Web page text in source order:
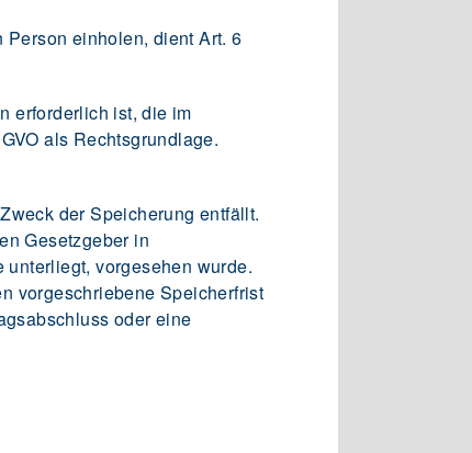
einholen, dient Art. 6
erforderlich ist, die im
als Rechtsgrundlage.
der Speicherung entfällt.
Gesetzgeber in
vorgesehen wurde.
vorgeschriebene Speicherfrist
oder eine